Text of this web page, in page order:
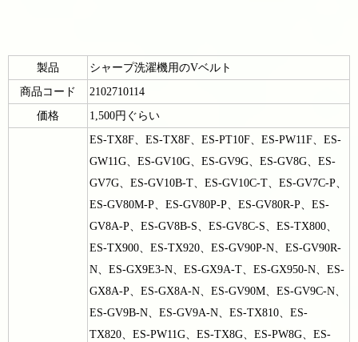
製品
シャープ洗濯機用のVベルト
商品コード
2102710114
価格
1,500円ぐらい
ES-TX8F、ES-TX8F、ES-PT10F、ES-PW11F、ES-
GW11G、ES-GV10G、ES-GV9G、ES-GV8G、ES-
GV7G、ES-GV10B-T、ES-GV10C-T、ES-GV7C-P、
ES-GV80M-P、ES-GV80P-P、ES-GV80R-P、ES-
GV8A-P、ES-GV8B-S、ES-GV8C-S、ES-TX800、
ES-TX900、ES-TX920、ES-GV90P-N、ES-GV90R-
N、ES-GX9E3-N、ES-GX9A-T、ES-GX950-N、ES-
GX8A-P、ES-GX8A-N、ES-GV90M、ES-GV9C-N、
ES-GV9B-N、ES-GV9A-N、ES-TX810、ES-
TX820、ES-PW11G、ES-TX8G、ES-PW8G、ES-